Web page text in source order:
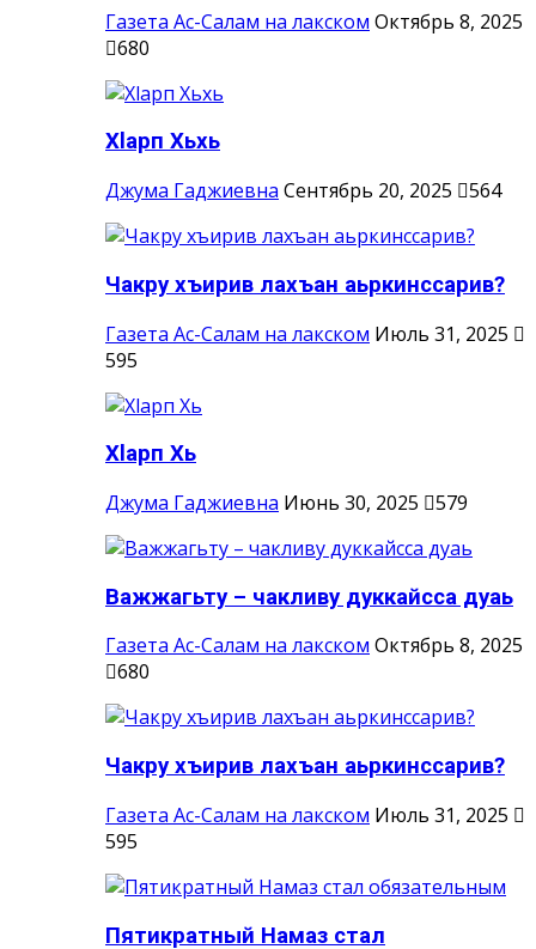
Газета Ас-Салам на лакском Октябрь 8, 2025
680
Хlарп Хьхь
Джума Гаджиевна Сентябрь 20, 2025 564
Чакру хъирив лахъан аьркинссарив?
Газета Ас-Салам на лакском Июль 31, 2025
595
Хlарп Хь
Джума Гаджиевна Июнь 30, 2025 579
Важжагьту – чакливу дуккайсса дуаь
Газета Ас-Салам на лакском Октябрь 8, 2025
680
Чакру хъирив лахъан аьркинссарив?
Газета Ас-Салам на лакском Июль 31, 2025
595
Пятикратный Намаз стал